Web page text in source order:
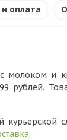
оплата
молоком и
рублей.
.